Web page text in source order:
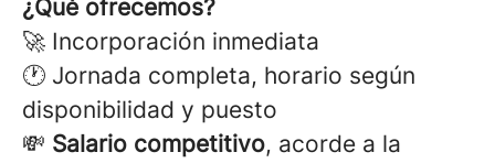
¿Qué ofrecemos?
🚀 Incorporación inmediata
🕐 Jornada completa, horario según
disponibilidad y puesto
💸 Salario competitivo, acorde a la